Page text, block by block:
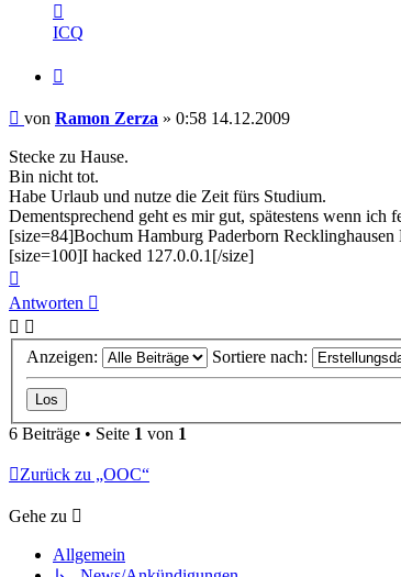
von
Ramon
ICQ
Beitrag
von Ramon Zerza » 0:58 14.12.2009
Stecke zu Hause.
Bin nicht tot.
Habe Urlaub und nutze die Zeit fürs Studium.
Dementsprechend geht es mir gut, spätestens wenn ich
[size=84]Bochum Hamburg Paderborn
[size=100]I hacked 127.0.0.1[/size]
oben
Antworten
Anzeigen: Sortiere nach:
6 Beiträge • Seite 1 von 1
Zurück zu „OOC“
Gehe zu
Allgemein